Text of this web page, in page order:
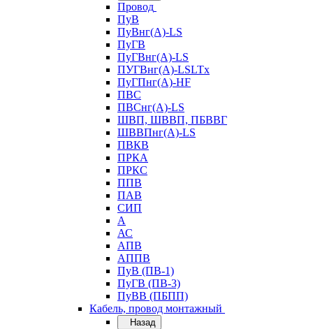
Провод
ПуВ
ПуВнг(А)-LS
ПуГВ
ПуГВнг(А)-LS
ПУГВнг(А)-LSLTx
ПуГПнг(А)-HF
ПВС
ПВСнг(А)-LS
ШВП, ШВВП, ПБВВГ
ШВВПнг(А)-LS
ПВКВ
ПРКА
ПРКС
ППВ
ПАВ
СИП
А
АС
АПВ
АППВ
ПуВ (ПВ-1)
ПуГВ (ПВ-3)
ПуВВ (ПБПП)
Кабель, провод монтажный
Назад